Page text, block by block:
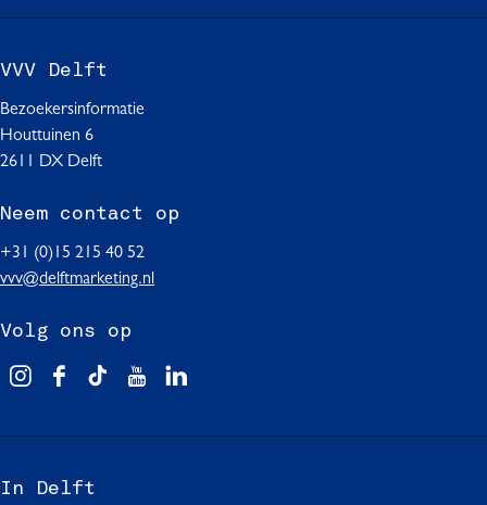
VVV Delft
Bezoekersinformatie
Houttuinen 6
2611 DX Delft
Neem contact op
+31 (0)15 215 40 52
vvv@delftmarketing.nl
Volg ons op
V
s
t
F
c
b
T
k
Y
u
L
n
In Delft